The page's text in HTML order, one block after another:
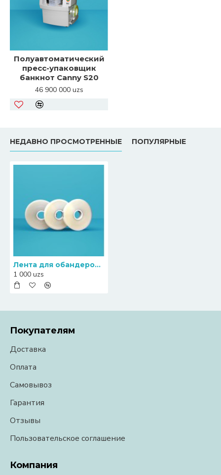
Полуавтоматический
пресс-упаковщик
банкнот Canny S20
46 900 000 uzs
НЕДАВНО ПРОСМОТРЕННЫЕ ПОПУЛЯРНЫЕ
Лента для обандероливателя 20 mm Пластиковая
1 000 uzs
Покупателям
Доставка
Оплата
Самовывоз
Гарантия
Отзывы
Пользовательское соглашение
Компания